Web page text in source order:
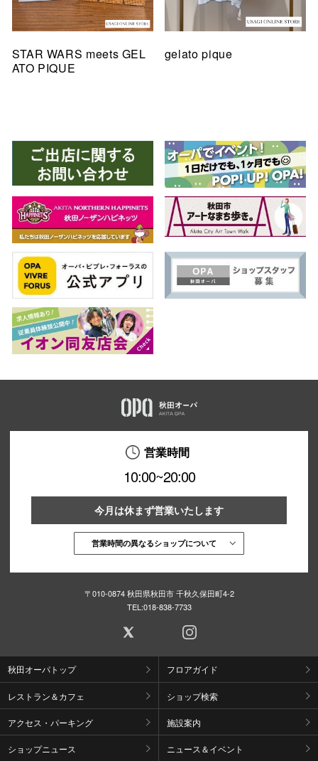
STAR WARS meets GEL
ATO PIQUE
gelato pique
営業時間
10:00~20:00
今月は休まず営業いたします
営業時間の異なるショップについて
〒010-0874 秋田県秋田市 千秋久保田町4-2
TEL:018-838-7733
秋田オーパトップ フロアガイド
レストラン＆カフェ ショップ検索
アクセス・パーキング 施設案内
ショップニュース ニュース＆イベント